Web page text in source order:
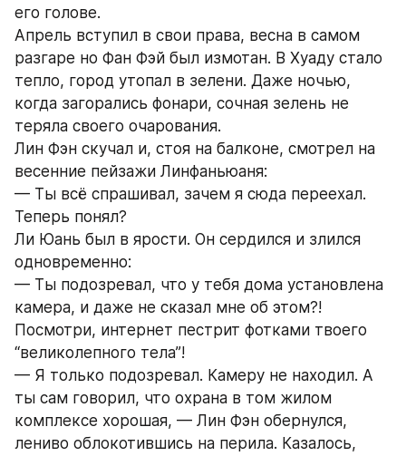
его голове.
Апрель вступил в свои права, весна в самом
разгаре но Фан Фэй был измотан. В Хуаду стало
тепло, город утопал в зелени. Даже ночью,
когда загорались фонари, сочная зелень не
теряла своего очарования.
Лин Фэн скучал и, стоя на балконе, смотрел на
весенние пейзажи Линфаньюаня:
— Ты всё спрашивал, зачем я сюда переехал.
Теперь понял?
Ли Юань был в ярости. Он сердился и злился
одновременно:
— Ты подозревал, что у тебя дома установлена
камера, и даже не сказал мне об этом?!
Посмотри, интернет пестрит фотками твоего
“великолепного тела”!
— Я только подозревал. Камеру не находил. А
ты сам говорил, что охрана в том жилом
комплексе хорошая, — Лин Фэн обернулся,
лениво облокотившись на перила. Казалось,